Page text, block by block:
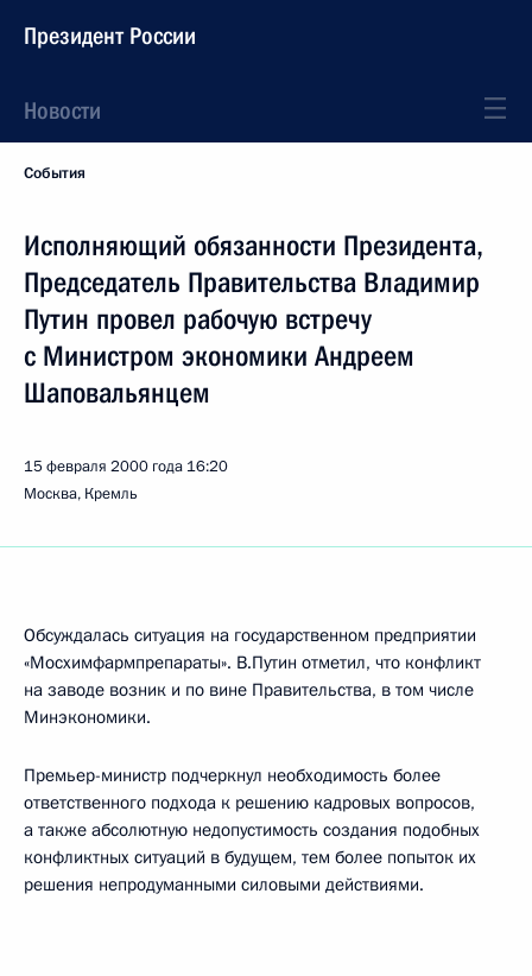
Президент России
Новости
События
Исполняющий обязанности Президента,
Председатель Правительства Владимир
Путин провел рабочую встречу
с Министром экономики Андреем
Шаповальянцем
15 февраля 2000 года 16:20
Москва, Кремль
Обсуждалась ситуация на государственном предприятии
«Мосхимфармпрепараты». В.Путин отметил, что конфликт
на заводе возник и по вине Правительства, в том числе
Минэкономики.
Премьер-министр подчеркнул необходимость более
ответственного подхода к решению кадровых вопросов,
а также абсолютную недопустимость создания подобных
конфликтных ситуаций в будущем, тем более попыток их
решения непродуманными силовыми действиями.